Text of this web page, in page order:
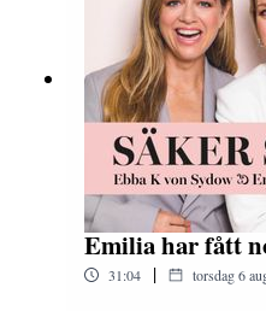
Emilia har fått
31:04 | torsdag 6